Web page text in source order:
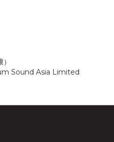
Sound Asia Limited